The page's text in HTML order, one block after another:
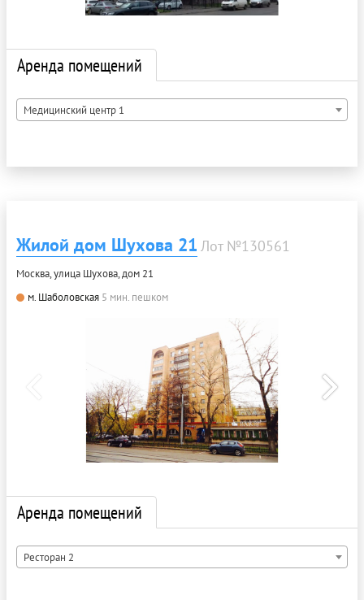
Аренда помещений
Медицинский центр 1
Жилой дом Шухова 21 Лот №130561
Москва, улица Шухова, дом 21
м. Шаболовская 5 мин. пешком
Аренда помещений
Ресторан 2